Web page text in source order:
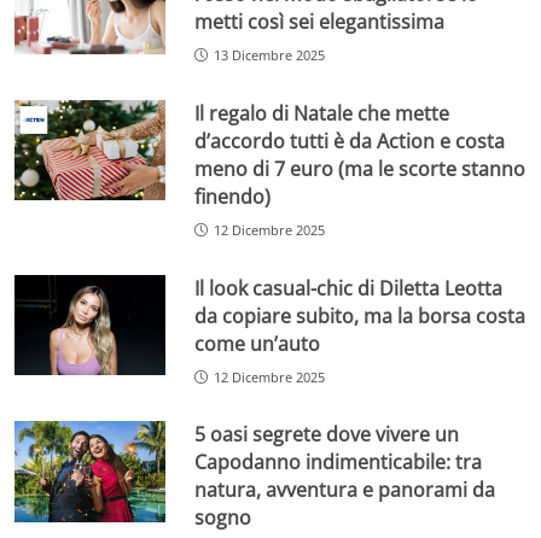
metti così sei elegantissima
13 Dicembre 2025
Il regalo di Natale che mette
d’accordo tutti è da Action e costa
meno di 7 euro (ma le scorte stanno
finendo)
12 Dicembre 2025
Il look casual-chic di Diletta Leotta
da copiare subito, ma la borsa costa
come un’auto
12 Dicembre 2025
5 oasi segrete dove vivere un
Capodanno indimenticabile: tra
natura, avventura e panorami da
sogno